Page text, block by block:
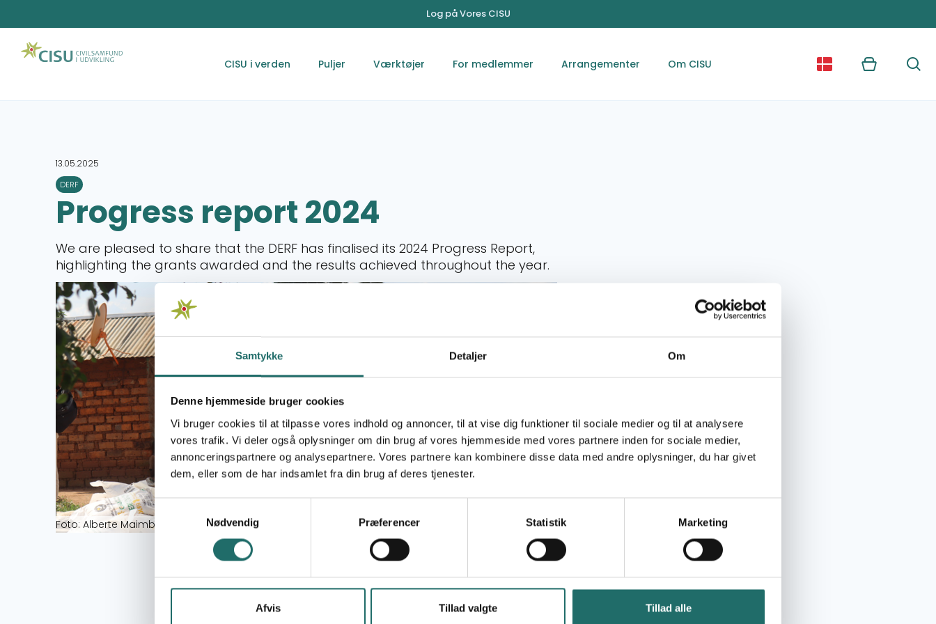
Samtykke Detaljer Om
Denne hjemmeside bruger cookies
Vi bruger cookies til at tilpasse vores indhold og annoncer, til at vise dig funktioner til sociale medier og til at analysere
vores trafik. Vi deler også oplysninger om din brug af vores hjemmeside med vores partnere inden for sociale medier,
annonceringspartnere og analysepartnere. Vores partnere kan kombinere disse data med andre oplysninger, du har givet
dem, eller som de har indsamlet fra din brug af deres tjenester.
Samtykkevalg
Nødvendig
Præferencer Statistik Marketing
Afvis Tillad valgte Tillad alle
Log på Vores CISU
CISU i verden Puljer Værktøjer For medlemmer Arrangementer Om CISU Kurv Søg
13.05.2025
DERF
Progress report 2024
We are pleased to share that the DERF has finalised its 2024 Progress Report,
highlighting the grants awarded and the results achieved throughout the year.
Foto: Alberte Maimburg
2024 was a busy and impactful year, with DERF distributing DKK 28,770,000 in response to
We invite all interested readers to explore the report and learn more about the work carried
out with DERF funding over the past year.